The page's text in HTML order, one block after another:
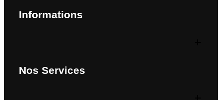
Informations
Nos Services